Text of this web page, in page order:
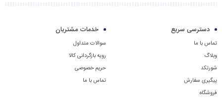
09129594771
تماس
بگیرید
دسترسی سریع
تماس با ما
وبلاگ
شورتکد
پیگیری سفارش
فروشگاه
خدمات مشتریان
سوالات متداول
رویه بازگردانی کالا
حریم خصوصی
تماس با ما